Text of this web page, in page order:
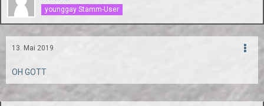
younggay Stamm-User
13. Mai 2019
OH GOTT